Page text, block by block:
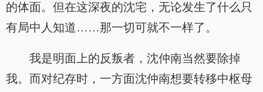
的体面。但在这深夜的沈宅，无论发生了什么只
有局中人知道……那一切可就不一样了。
我是明面上的反叛者，沈仲南当然要除掉
我。而对纪存时，一方面沈仲南想要转移中枢母